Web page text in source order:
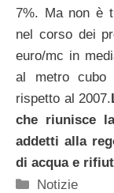
7%. Ma non è
nel corso dei
euro/mc in
al metro cubo
rispetto al 2007.
che riunisce
addetti alla
di acqua e
Categorie
Notizie